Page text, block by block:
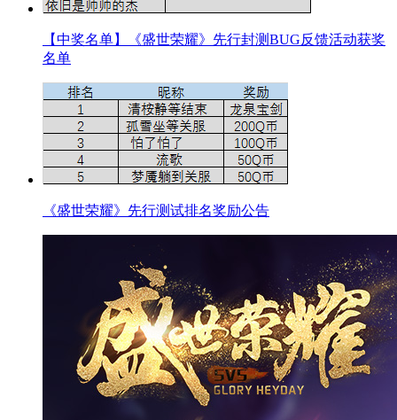
【中奖名单】《盛世荣耀》先行封测BUG反馈活动获奖
名单
《盛世荣耀》先行测试排名奖励公告